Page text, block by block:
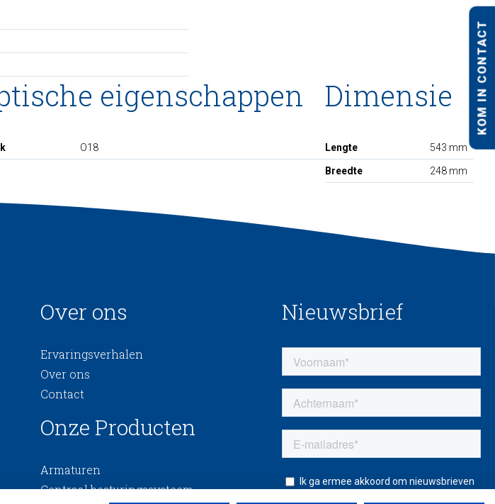
KOM IN CONTACT
eigenschappen
O18
Dimensie
Lengte 543 mm
Breedte 248 mm
Over ons
Ervaringsverhalen
Over ons
Contact
Onze Producten
Armaturen
Centraal besturingssysteem
Nieuwsbrief